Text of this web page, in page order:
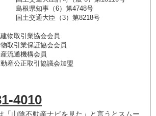
島根県知事（6）第4748号
国土交通大臣（3）第8218号
物取引業協会会員
取引業保証協会会員
流通機構会員
産公正取引協議会加盟
4010
「山陰不動産ナビを見た」と言うとスムー